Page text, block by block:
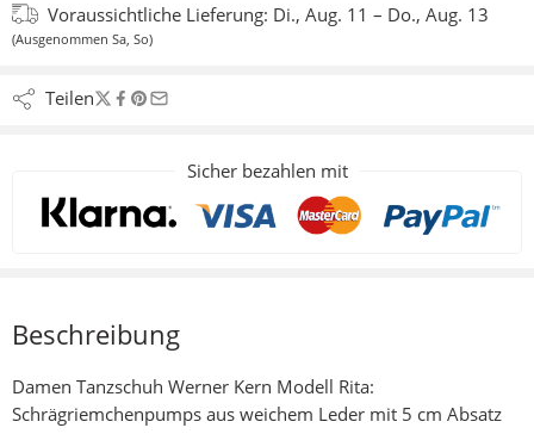
Voraussichtliche Lieferung: Di., Aug. 11 – Do., Aug. 13
(Ausgenommen Sa, So)
Teilen
Sicher bezahlen mit
Beschreibung
Damen Tanzschuh Werner Kern Modell Rita:
Schrägriemchenpumps aus weichem Leder mit 5 cm Absatz